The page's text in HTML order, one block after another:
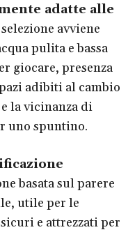
adatte alle
selezione avviene
pulita e bassa
giocare, presenza
adibiti al cambio
la vicinanza di
uno spuntino.
basata sul parere
utile per le
e attrezzati per